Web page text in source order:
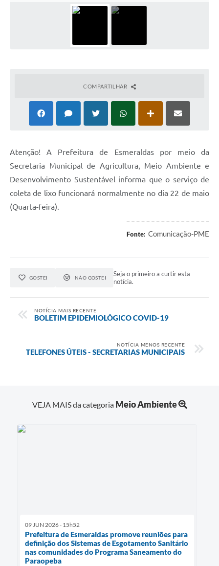
COMPARTILHAR
Atenção! A Prefeitura de Esmeraldas por meio da
Secretaria Municipal de Agricultura, Meio Ambiente e
Desenvolvimento Sustentável informa que o serviço de
coleta de lixo funcionará normalmente no dia 22 de maio
(Quarta-feira).
Fonte: Comunicação-PME
GOSTEI NÃO GOSTEI
Seja o primeiro a curtir esta
notícia.
NOTÍCIA MAIS RECENTE
BOLETIM EPIDEMIOLÓGICO COVID-19
NOTÍCIA MENOS RECENTE
TELEFONES ÚTEIS - SECRETARIAS MUNICIPAIS
VEJA MAIS da categoria Meio Ambiente
09 JUN 2026 - 15h52
Prefeitura de Esmeraldas promove reuniões para
definição dos Sistemas de Esgotamento Sanitário
nas comunidades do Programa Saneamento do
Paraopeba